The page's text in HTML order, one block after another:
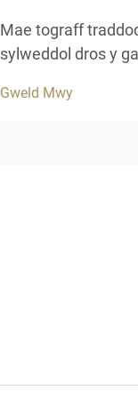
Mae tograff
sylweddol dros y
synthetig
Gweld Mwy